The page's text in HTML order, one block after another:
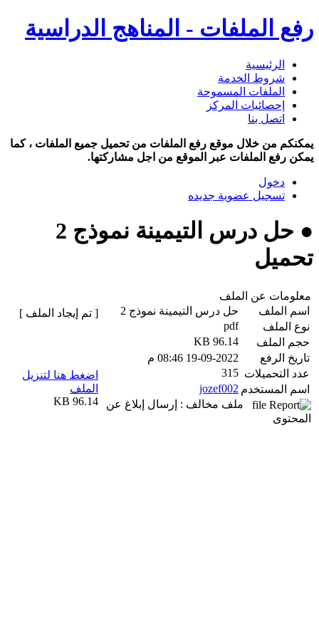
رفع الملفات - المناهج الدراسية
الرئيسية
شروط الخدمة
الملفات المسموحة
إحصائيات المركز
اتصل بنا
يمكنكم من خلال موقع رفع الملفات من تحميل جميع الملفات ، كما
يمكن رفع الملفات عبر الموقع من اجل مشاركتها.
دخول
تسجيل عضوية جديده
● حل درس التيمينة نموذج 2
تحميل
معلومات عن الملف
اسم الملف
حل درس التيمينة نموذج 2
نوع الملف
pdf
حجم الملف
96.14 KB
تاريخ الرفع
19-09-2022 08:46 م
عدد التحميلات 315
اسم المستخدم jozef002
ملف مخالف : إرسال إبلاغ عن
المحتوى
[ تم إيجاد الملف ]
اضغط هنا لتنزيل
الملف
96.14 KB